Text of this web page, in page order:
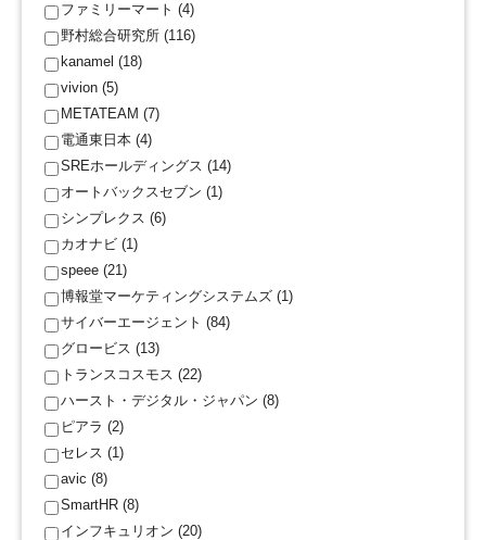
ファミリーマート (4)
野村総合研究所 (116)
kanamel (18)
vivion (5)
METATEAM (7)
電通東日本 (4)
SREホールディングス (14)
オートバックスセブン (1)
シンプレクス (6)
カオナビ (1)
speee (21)
博報堂マーケティングシステムズ (1)
サイバーエージェント (84)
グロービス (13)
トランスコスモス (22)
ハースト・デジタル・ジャパン (8)
ピアラ (2)
セレス (1)
avic (8)
SmartHR (8)
インフキュリオン (20)